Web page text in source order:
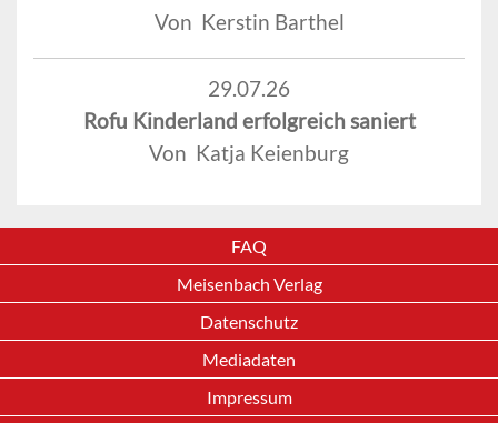
Von Kerstin Barthel
29.07.26
Rofu Kinderland erfolgreich saniert
Von Katja Keienburg
FAQ
Meisenbach Verlag
Datenschutz
Mediadaten
Impressum